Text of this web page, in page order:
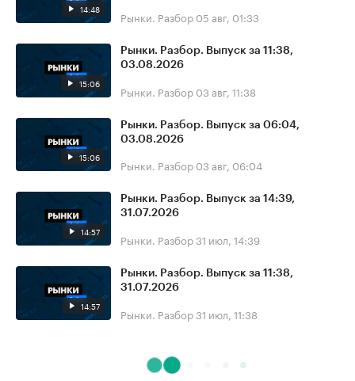
14:48 Рынки. Разбор 05 авг, 01:33
15:06
Рынки. Разбор. Выпуск за 11:38,
03.08.2026
Рынки. Разбор 03 авг, 11:38
15:06
Рынки. Разбор. Выпуск за 06:04,
03.08.2026
Рынки. Разбор 03 авг, 06:04
14:57
Рынки. Разбор. Выпуск за 14:39,
31.07.2026
Рынки. Разбор31 июл, 14:39
14:57
Рынки. Разбор. Выпуск за 11:38,
31.07.2026
Рынки. Разбор31 июл, 11:38